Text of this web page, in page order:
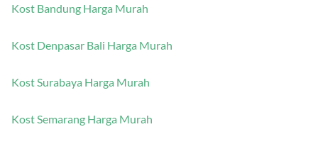
Kost Bandung Harga Murah
Kost Denpasar Bali Harga Murah
Kost Surabaya Harga Murah
Kost Semarang Harga Murah